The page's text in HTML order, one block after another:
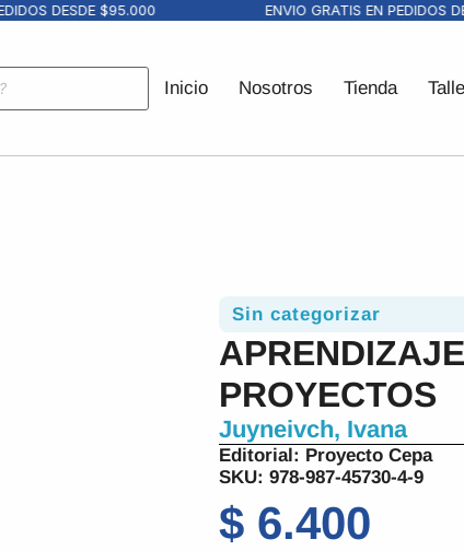
DESDE $95.000 ENVIO GRATIS EN PEDIDOS
Inicio Nosotros Tienda
Sin categorizar
PROYECTOS
Juyneivch, Ivana
Editorial: Proyecto Cepa
SKU: 978-987-45730-4-9
$ 6.400